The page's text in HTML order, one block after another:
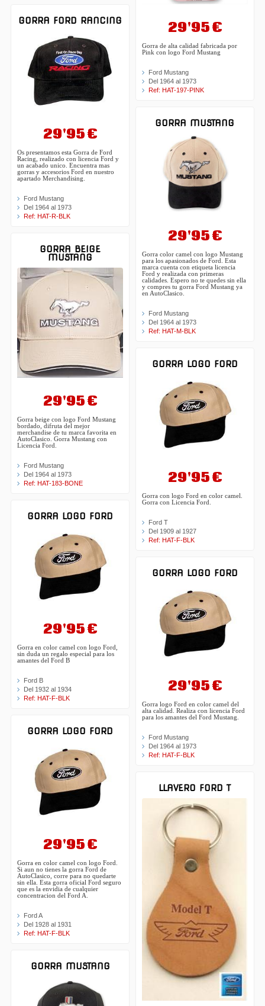
GORRA FORD RANCING
29'95 €
Os presentamos esta Gorra de Ford
Racing, realizado con licencia Ford y
un acabado unico. Encuentra mas
gorras y accesorios Ford en nuestro
apartado Merchandising.
Ford Mustang
Del 1964 al 1973
Ref: HAT-R-BLK
GORRA BEIGE
MUSTANG
29'95 €
Gorra beige con logo Ford Mustang
bordado, difruta del mejor
merchandise de tu marca favorita en
AutoClasico. Gorra Mustang con
Licencia Ford.
Ford Mustang
Del 1964 al 1973
Ref: HAT-183-BONE
GORRA LOGO FORD
29'95 €
Gorra en color camel con logo Ford,
sin duda un regalo especial para los
amantes del Ford B
Ford B
Del 1932 al 1934
Ref: HAT-F-BLK
GORRA LOGO FORD
29'95 €
Gorra en color camel con logo Ford.
Si aun no tienes la gorra Ford de
AutoClasico, corre para no quedarte
sin ella. Esta gorra oficial Ford seguro
que es la envidia de cualquier
concentracion del Ford A.
Ford A
Del 1928 al 1931
Ref: HAT-F-BLK
GORRA MUSTANG
29'95 €
Gorra de alta calidad fabricada por
Pink con logo Ford Mustang
Ford Mustang
Del 1964 al 1973
Ref: HAT-197-PINK
GORRA MUSTANG
29'95 €
Gorra color camel con logo Mustang
para los apasionados de Ford. Esta
marca cuenta con etiqueta licencia
Ford y realizada con primeras
calidades. Espero no te quedes sin ella
y compres tu gorra Ford Mustang ya
en AutoClasico.
Ford Mustang
Del 1964 al 1973
Ref: HAT-M-BLK
GORRA LOGO FORD
29'95 €
Gorra con logo Ford en color camel.
Gorra con Licencia Ford.
Ford T
Del 1909 al 1927
Ref: HAT-F-BLK
GORRA LOGO FORD
29'95 €
Gorra logo Ford en color camel del
alta calidad. Realiza con licencia Ford
para los amantes del Ford Mustang.
Ford Mustang
Del 1964 al 1973
Ref: HAT-F-BLK
LLAVERO FORD T